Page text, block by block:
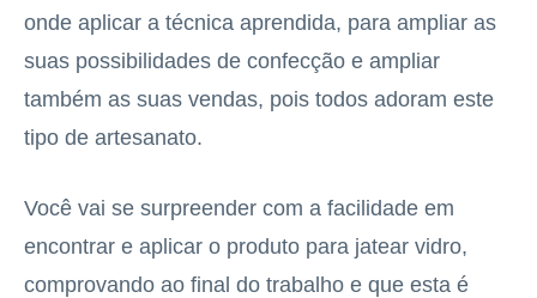
onde aplicar a técnica aprendida, para ampliar as
suas possibilidades de confecção e ampliar
também as suas vendas, pois todos adoram este
tipo de artesanato.
Você vai se surpreender com a facilidade em
encontrar e aplicar o produto para jatear vidro,
comprovando ao final do trabalho e que esta é